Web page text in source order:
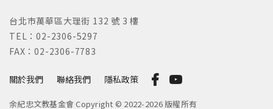
關於我們 聯絡我們 隱私政策
台北市萬華區大理街 132 號 3 樓
TEL：02-2306-5297
FAX：02-2306-7783
余紀忠文教基金會 Copyright © 2022-2026 版權所有